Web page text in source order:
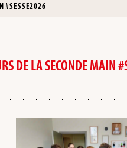
#SESSE2026
DE LA SECONDE MAIN